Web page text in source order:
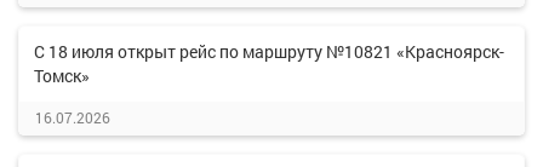
С 18 июля открыт рейс по маршруту №10821 «Красноярск-
Томск»
16.07.2026